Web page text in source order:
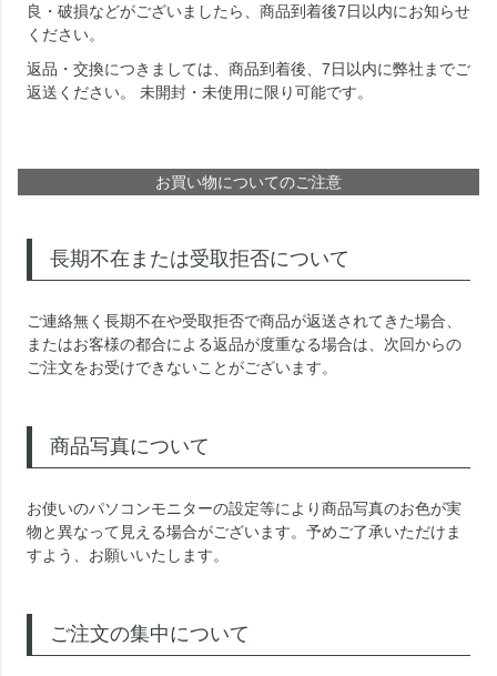
良・破損などがございましたら、商品到着後7日以内にお知らせ
ください。
返品・交換につきましては、商品到着後、7日以内に弊社までご
返送ください。 未開封・未使用に限り可能です。
お買い物についてのご注意
長期不在または受取拒否について
ご連絡無く長期不在や受取拒否で商品が返送されてきた場合、
またはお客様の都合による返品が度重なる場合は、次回からの
ご注文をお受けできないことがございます。
商品写真について
お使いのパソコンモニターの設定等により商品写真のお色が実
物と異なって見える場合がございます。予めご了承いただけま
すよう、お願いいたします。
ご注文の集中について